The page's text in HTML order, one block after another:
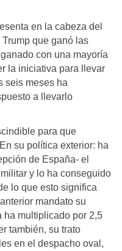
en la cabeza del
que ganó las
con una mayoría
la iniciativa para llevar
seis meses ha
a llevarlo
para que
su política exterior: ha
de España- el
y lo ha conseguido
lo que esto significa
mandato su
ha multiplicado por 2,5
también, su trato
en el despacho oval,